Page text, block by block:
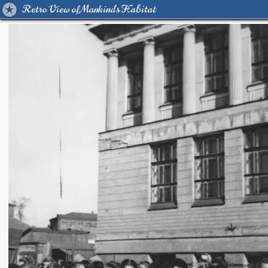
Retro View of Mankind's Habitat